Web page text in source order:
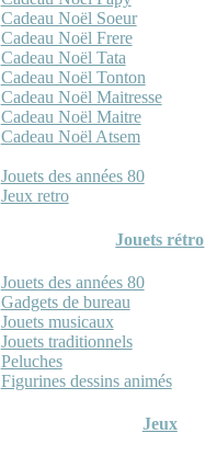
Cadeau Noël Soeur
Cadeau Noël Frere
Cadeau Noël Tata
Cadeau Noël Tonton
Cadeau Noël Maitresse
Cadeau Noël Maitre
Cadeau Noël Atsem
Jouets des années 80
Jeux retro
Jouets rétro
Jouets des années 80
Gadgets de bureau
Jouets musicaux
Jouets traditionnels
Peluches
Figurines dessins animés
Jeux